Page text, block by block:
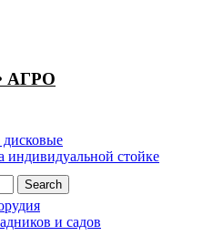
АГРО
Search
индивидуальной стойке
и садов